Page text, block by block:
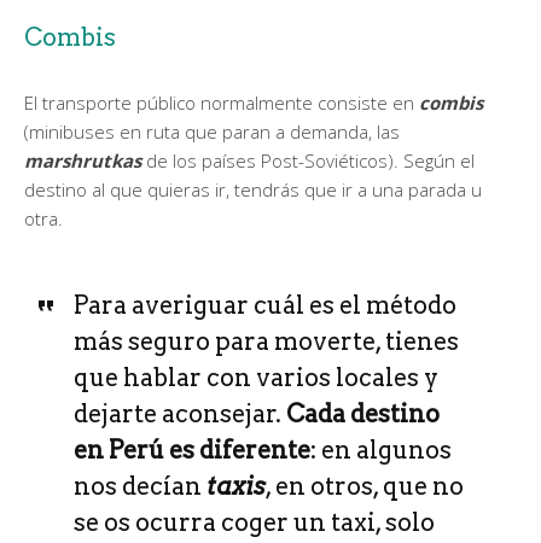
Combis
El transporte público normalmente consiste en combis
(minibuses en ruta que paran a demanda, las
marshrutkasde los países Post-Soviéticos). Según el
destino al que quieras ir, tendrás que ir a una parada u
otra.
Para averiguar cuál es el método
más seguro para moverte, tienes
que hablar con varios locales y
dejarte aconsejar. Cada destino
en Perú es diferente: en algunos
nos decían taxis, en otros, que no
se os ocurra coger un taxi, solo